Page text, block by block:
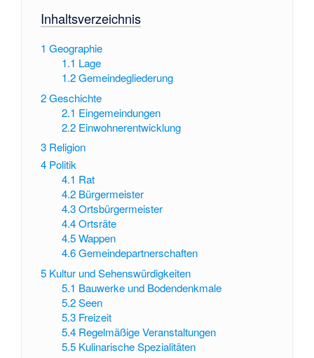
Inhaltsverzeichnis
1 Geographie
1.1 Lage
1.2 Gemeindegliederung
2Geschichte
2.1 Eingemeindungen
2.2 Einwohnerentwicklung
3 Religion
4 Politik
4.1 Rat
4.2 Bürgermeister
4.3 Ortsbürgermeister
4.4 Ortsräte
4.5 Wappen
4.6 Gemeindepartnerschaften
5 Kultur und Sehenswürdigkeiten
5.1 Bauwerke und Bodendenkmale
5.2 Seen
5.3 Freizeit
5.4 Regelmäßige Veranstaltungen
5.5 Kulinarische Spezialitäten